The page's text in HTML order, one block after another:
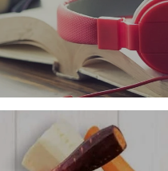
À VOIR,
À LIRE,
À ÉCOUTER